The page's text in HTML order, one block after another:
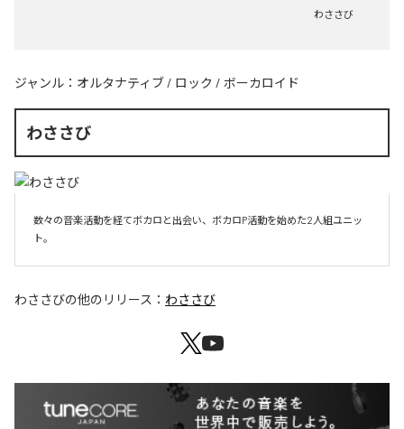
わささび
ジャンル： オルタナティブ / ロック / ボーカロイド
わささび
数々の音楽活動を経てボカロと出会い、ボカロP活動を始めた2人組ユニッ
ト。
わささびの他のリリース： わささび